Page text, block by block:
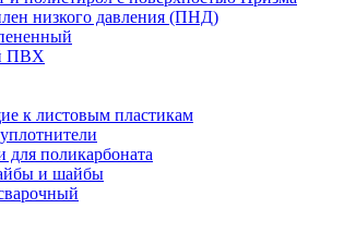
низкого давления (ПНД)
ПВХ
к листовым пластикам
поликарбоната
и шайбы